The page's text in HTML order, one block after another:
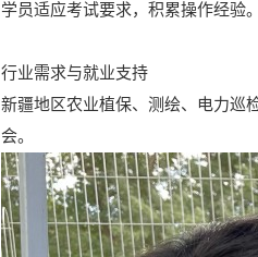
学员适应考试要求，积累操作经验。
行业需求与就业支持
新疆地区农业植保、测绘、电力巡
会。